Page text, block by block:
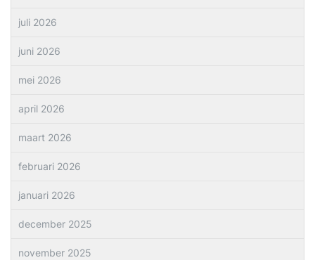
juli 2026
juni 2026
mei 2026
april 2026
maart 2026
februari 2026
januari 2026
december 2025
november 2025